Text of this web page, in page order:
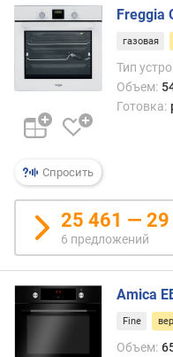
ш
т
)
к
л
-
о
е
о
л
д
Спросить
Freggia
газовая
Тип
Объем:
Готовка:
25 461 — 29
6 предложений
Amica
Fine
Объем: